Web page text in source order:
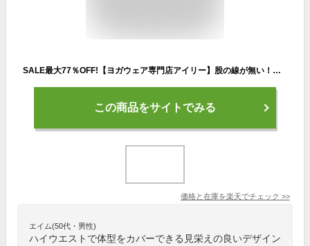
SALE最大77％OFF!【ヨガウェア専門店アイリー】股の線が無い！ヨガレギンス レディース 10分丈 華やか 柄 美脚 桃尻 ピラティス ヨガウェア おしゃれ スパッツ スポーツ ホットヨガ ランニング 筋トレ ヨガパンツ 動きやすい 体型カバー 水陸両用 夏 ラッシュガード
この商品をサイトでみる
価格と在庫を楽天でチェック >>
エイム(50代・男性)
ハイウエストで体型をカバーできる見栄えの良いデザイン